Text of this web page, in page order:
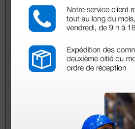
Pregúntale a un colega
información?
Envía ahora mismo tu pregunta a
han adquirido este producto.